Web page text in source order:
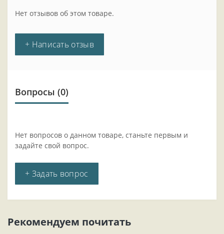
Нет отзывов об этом товаре.
+ Написать отзыв
Вопросы (0)
Нет вопросов о данном товаре, станьте первым и
задайте свой вопрос.
+ Задать вопрос
Рекомендуем почитать